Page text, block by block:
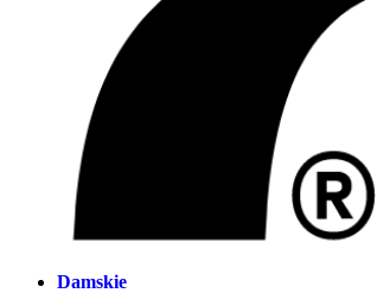
Damskie